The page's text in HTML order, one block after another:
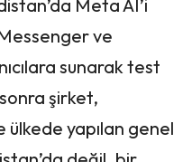
Meta AI’i
ve
sunarak test
şirket,
yapılan genel